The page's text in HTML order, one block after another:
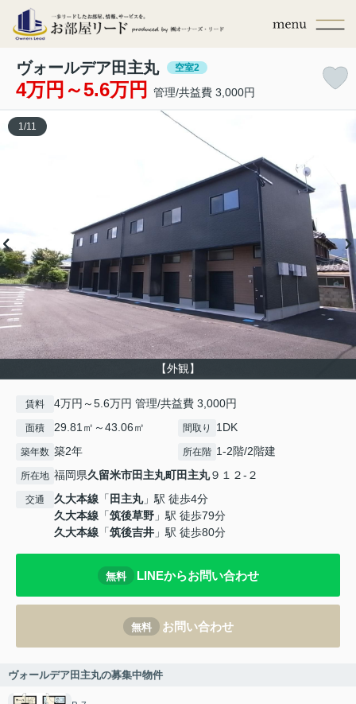
ヴォールデア田主丸 空室2
4万円～5.6万円 管理/共益費 3,000円
【外観】
1 /11
賃料 4万円～5.6万円 管理/共益費 3,000円
面積 29.81㎡～43.06㎡ 間取り 1DK
築年数 築2年 所在階 1-2階/2階建
所在地 福岡県久留米市田主丸町田主丸９１２-２
交通 久大本線 「 田主丸」駅 徒歩4分
久大本線 「筑後草野 」駅 徒歩79分
久大本線 「筑後吉井 」駅 徒歩80分
無料 LINEからお問い合わせ
無料 お問い合わせ
ヴォールデア田主丸の募集中物件